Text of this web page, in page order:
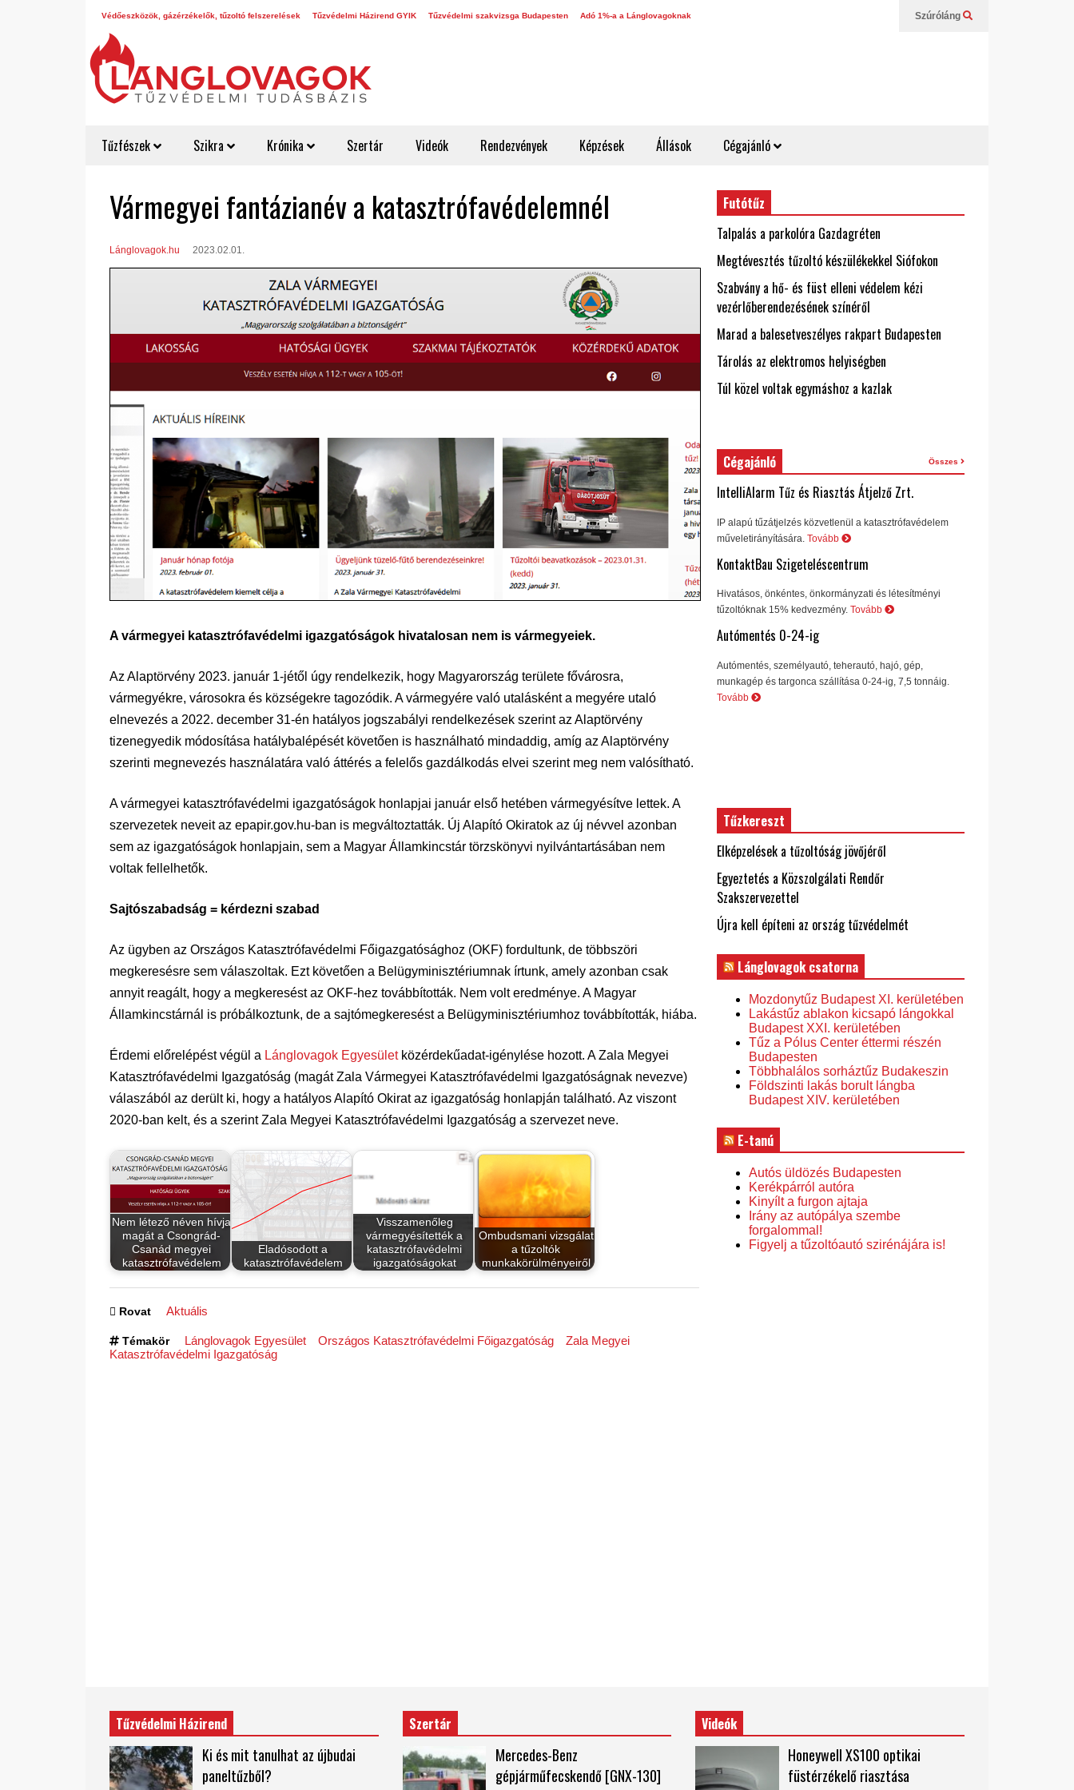
Védőeszközök, gázérzékelők, tűzoltó felszerelések Tűzvédelmi Házirend GYIK Tűzvédelmi szakvizsga Budapesten Adó 1%-a a Lánglovagoknak Szúróláng
Tűzfészek Szikra Krónika Szertár Videók Rendezvények Képzések Állások Cégajánló
Vármegyei fantázianév a katasztrófavédelemnél
Lánglovagok.hu 2023.02.01.
A vármegyei katasztrófavédelmi igazgatóságok hivatalosan nem is vármegyeiek.
Az Alaptörvény 2023. január 1-jétől úgy rendelkezik, hogy Magyarország területe fővárosra,
vármegyékre, városokra és községekre tagozódik. A vármegyére való utalásként a megyére utaló
elnevezés a 2022. december 31-én hatályos jogszabályi rendelkezések szerint az Alaptörvény
tizenegyedik módosítása hatálybalépését követően is használható mindaddig, amíg az Alaptörvény
szerinti megnevezés használatára való áttérés a felelős gazdálkodás elvei szerint meg nem valósítható.
A vármegyei katasztrófavédelmi igazgatóságok honlapjai január első hetében vármegyésítve lettek. A
szervezetek neveit az epapir.gov.hu-ban is megváltoztatták. Új Alapító Okiratok az új névvel azonban
sem az igazgatóságok honlapjain, sem a Magyar Államkincstár törzskönyvi nyilvántartásában nem
voltak fellelhetők.
Sajtószabadság = kérdezni szabad
Az ügyben az Országos Katasztrófavédelmi Főigazgatósághoz (OKF) fordultunk, de többszöri
megkeresésre sem válaszoltak. Ezt követően a Belügyminisztériumnak írtunk, amely azonban csak
annyit reagált, hogy a megkeresést az OKF-hez továbbították. Nem volt eredménye. A Magyar
Államkincstárnál is próbálkoztunk, de a sajtómegkeresést a Belügyminisztériumhoz továbbították, hiába.
Érdemi előrelépést végül a Lánglovagok Egyesületközérdekűadat-igénylése hozott. A Zala Megyei
Katasztrófavédelmi Igazgatóság (magát Zala Vármegyei Katasztrófavédelmi Igazgatóságnak nevezve)
válaszából az derült ki, hogy a hatályos Alapító Okirat az igazgatóság honlapján található. Az viszont
2020-ban kelt, és a szerint Zala Megyei Katasztrófavédelmi Igazgatóság a szervezet neve.
Nem létező néven hívja
magát a Csongrád-
Csanád megyei
katasztrófavédelem
Eladósodott a
katasztrófavédelem
Visszamenőleg
vármegyésítették a
katasztrófavédelmi
igazgatóságokat
Ombudsmani vizsgálat
a tűzoltók
munkakörülményeiről
Rovat Aktuális
Témakör Lánglovagok Egyesület Országos Katasztrófavédelmi Főigazgatóság
Zala Megyei
Katasztrófavédelmi Igazgatóság
Futótűz
Talpalás a parkolóra Gazdagréten
Megtévesztés tűzoltó készülékekkel Siófokon
Szabvány a hő- és füst elleni védelem kézi
vezérlőberendezésének színéről
Marad a balesetveszélyes rakpart Budapesten
Tárolás az elektromos helyiségben
Túl közel voltak egymáshoz a kazlak
Cégajánló Összes
IntelliAlarm Tűz és Riasztás Átjelző Zrt.
IP alapú tűzátjelzés közvetlenül a katasztrófavédelem
műveletirányítására. Tovább
KontaktBau Szigeteléscentrum
Hivatásos, önkéntes, önkormányzati és létesítményi
tűzoltóknak 15% kedvezmény. Tovább
Autómentés 0-24-ig
Autómentés, személyautó, teherautó, hajó, gép,
munkagép és targonca szállítása 0-24-ig, 7,5 tonnáig.
Tovább
Tűzkereszt
Elképzelések a tűzoltóság jövőjéről
Egyeztetés a Közszolgálati Rendőr
Szakszervezettel
Újra kell építeni az ország tűzvédelmét
Lánglovagok csatorna
Mozdonytűz Budapest XI. kerületében
Lakástűz ablakon kicsapó lángokkal
Budapest XXI. kerületében
Tűz a Pólus Center éttermi részén
Budapesten
Többhalálos sorháztűz Budakeszin
Földszinti lakás borult lángba
Budapest XIV. kerületében
E-tanú
Autós üldözés Budapesten
Kerékpárról autóra
Kinyílt a furgon ajtaja
Irány az autópálya szembe
forgalommal!
Figyelj a tűzoltóautó szirénájára is!
Tűzvédelmi Házirend
Ki és mit tanulhat az újbudai
paneltűzből?
Szertár
Mercedes-Benz
gépjárműfecskendő [GNX-130]
Videók
Honeywell XS100 optikai
füstérzékelő riasztása